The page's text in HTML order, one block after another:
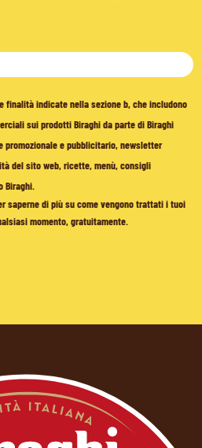
finalità indicate nella sezione b, che includono
sui prodotti Biraghi da parte di Biraghi
promozionale e pubblicitario, newsletter
del sito web, ricette, menù, consigli
Biraghi.
saperne di più su come vengono trattati i tuoi
momento, gratuitamente.